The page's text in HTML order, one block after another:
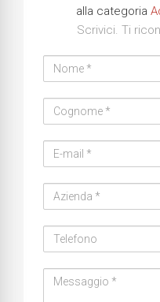
alla categoria
Scrivici. Ti